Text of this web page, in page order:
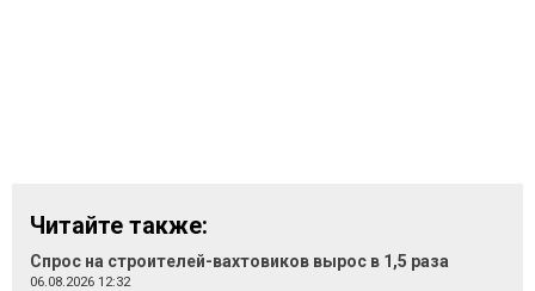
Читайте также:
Спрос на строителей-вахтовиков вырос в 1,5 раза
06.08.2026 12:32